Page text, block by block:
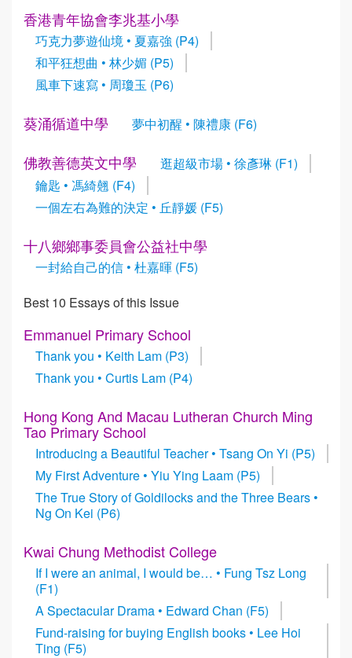
香港青年協會李兆基小學
巧克力夢遊仙境 • 夏嘉強 (P4)
和平狂想曲 • 林少媚 (P5)
風車下速寫 • 周瓊玉 (P6)
葵涌循道中學 夢中初醒 • 陳禮康 (F6)
佛教善德英文中學
逛超級市場 • 徐彥琳 (F1)
鑰匙 • 馮綺翹 (F4)
一個左右為難的決定 • 丘靜媛 (F5)
十八鄉鄉事委員會公益社中學
一封給自己的信 • 杜嘉暉 (F5)
Best 10 Essays of this Issue
Emmanuel Primary School
Thank you • Keith Lam (P3)
Thank you • Curtis Lam (P4)
Hong Kong And Macau Lutheran Church Ming
Tao Primary School
Introducing a Beautiful Teacher • Tsang On Yi (P5)
My First Adventure • Yiu Ying Laam (P5)
The True Story of Goldilocks and the Three Bears •
Ng On Kei (P6)
Kwai Chung Methodist College
If I were an animal, I would be… • Fung Tsz Long
(F1)
A Spectacular Drama • Edward Chan (F5)
Fund-raising for buying English books • Lee Hoi
Ting (F5)